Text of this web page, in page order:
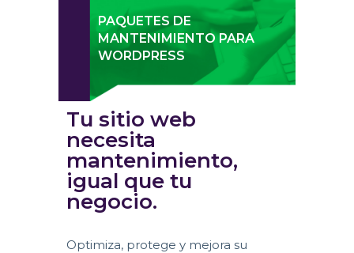
PAQUETES DE
MANTENIMIENTO PARA
WORDPRESS
Tu sitio web
necesita
mantenimiento,
igual que tu
negocio.
Optimiza, protege y mejora su